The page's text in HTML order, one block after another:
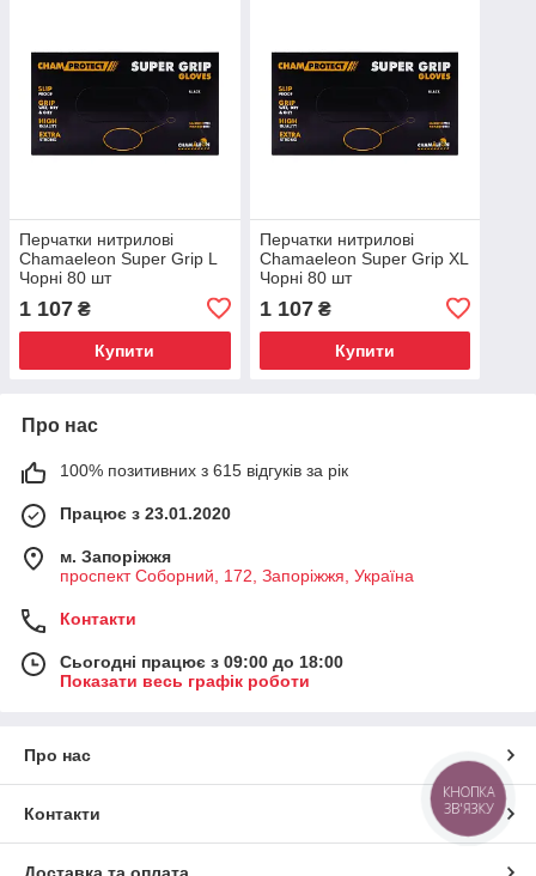
Перчатки нитрилові
Chamaeleon Super Grip L
Чорні 80 шт
1 107 ₴
Купити
Перчатки нитрилові
Chamaeleon Super Grip XL
Чорні 80 шт
1 107₴
Купити
Про нас
100% позитивних з 615 відгуків за рік
Працює з 23.01.2020
м. Запоріжжя
проспект Соборний, 172, Запоріжжя, Україна
Контакти
Сьогодні працює з 09:00 до 18:00
Показати весь графік роботи
Про нас
Контакти
КНОПКА
ЗВ'ЯЗКУ